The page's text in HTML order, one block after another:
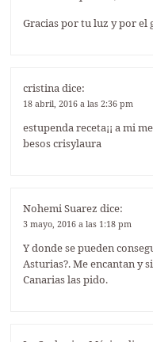
Gracias por tu luz y por el
cristinadice:
18 abril, 2016 a las 2:36 pm
estupenda receta¡¡ a mi
besos crisylaura
Nohemi Suarez dice:
3 mayo, 2016 a las 1:18 pm
Y donde se pueden
Asturias?. Me encantan y
Canarias las pido.